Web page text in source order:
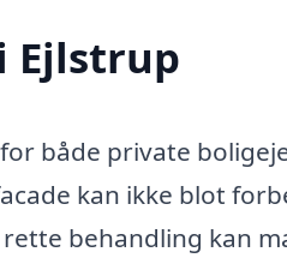
Ejlstrup
både private
kan ikke blot
behandling kan